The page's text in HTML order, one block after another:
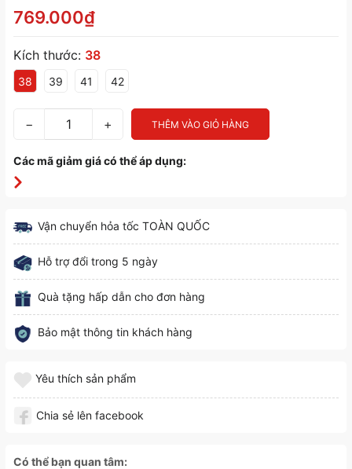
769.000₫
Kích thước: 38
38 39 41 42
− + THÊM VÀO GIỎ HÀNG
Các mã giảm giá có thể áp dụng:
Vận chuyển hỏa tốc TOÀN QUỐC
Hỗ trợ đổi trong 5 ngày
Quà tặng hấp dẫn cho đơn hàng
Bảo mật thông tin khách hàng
Yêu thích sản phẩm
Chia sẻ lên facebook
Có thể bạn quan tâm: